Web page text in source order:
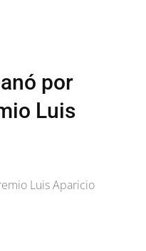
por
Luis
Luis Aparicio